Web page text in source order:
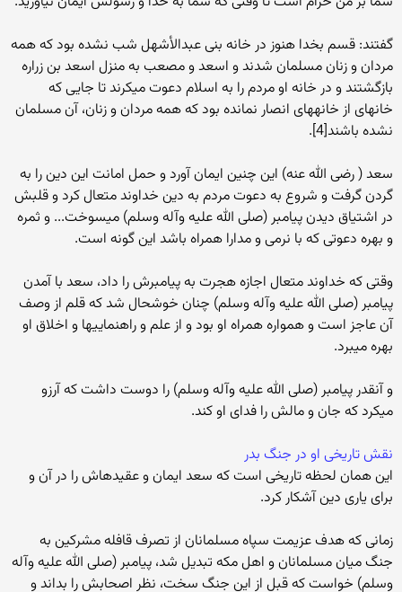
گفتند: قسم بخدا هنوز در خانه بنی عبدالأشهل شب نشده بود که همه
مردان و زنان مسلمان شدند و اسعد و مصعب به منزل اسعد بن زراره
بازگشتند و در خانه او مردم را به اسلام دعوت می‏کرند تا جایی که
خانه‏ای از خانه‏های انصار نمانده بود که همه مردان و زنان، آن مسلمان
نشده باشند[4].
سعد ( رضی الله عنه) این چنین ایمان آورد و حمل امانت این دین را به
گردن گرفت و شروع به دعوت مردم به دین خداوند متعال کرد و قلبش
در اشتیاق دیدن پیامبر (صلی الله علیه وآله وسلم) می‏سوخت... و ثمره
و بهره دعوتی که با نرمی و مدارا همراه باشد این گونه است.
وقتی که خداوند متعال اجازه هجرت به پیامبرش را داد، سعد با آمدن
پیامبر (صلی الله علیه وآله وسلم) چنان خوشحال شد که قلم از وصف
آن عاجز است و همواره همراه او بود و از علم و راهنمایی‏ها و اخلاق او
بهره می‏برد.
و آنقدر پیامبر (صلی الله علیه وآله وسلم) را دوست داشت که آرزو
می‏کرد که جان و مالش را فدای او کند.
نقش تاریخی او در جنگ بدر
این همان لحظه تاریخی است که سعد ایمان و عقیده‏اش را در آن و
برای یاری دین آشکار کرد.
زمانی که هدف عزیمت سپاه مسلمانان از تصرف قافله مشرکین به
جنگ میان مسلمانان و اهل مکه تبدیل شد، پیامبر (صلی الله علیه وآله
وسلم) خواست که قبل از این جنگ سخت، نظر اصحابش را بداند و